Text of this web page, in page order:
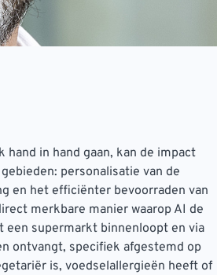
hand in hand gaan, kan de impact
personalisatie van de
en het efficiënter bevoorraden van
merkbare manier waarop AI de
supermarkt binnenloopt en via
ontvangt, specifiek afgestemd op
is, voedselallergieën heeft of